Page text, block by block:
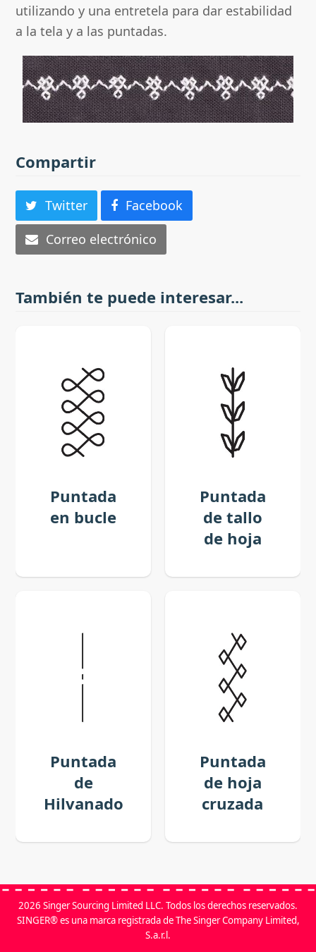
utilizando y una entretela para dar estabilidad
a la tela y a las puntadas.
Compartir
Twitter
Facebook
Correo electrónico
También te puede interesar...
Puntada
en bucle
Puntada
de tallo
de hoja
Puntada
de
Hilvanado
Puntada
de hoja
cruzada
2026 Singer Sourcing Limited LLC. Todos los derechos reservados.
SINGER® es una marca registrada de The Singer Company Limited,
S.a.r.l.